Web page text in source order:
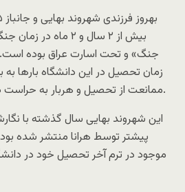
بیش از ۲ سال و ۲ ماه
جنگ» و تحت اسارت عراق بوده است.
زمان تحصیل در این دانشگاه بارها
ممانعت از تحصیل و هربار به حراست دانشگاه احضار شده است.
این شهروند بهایی سال گذشته با
پیشتر توسط هرانا منتشر شده
موجود در ترم آخر تحصیل خود در